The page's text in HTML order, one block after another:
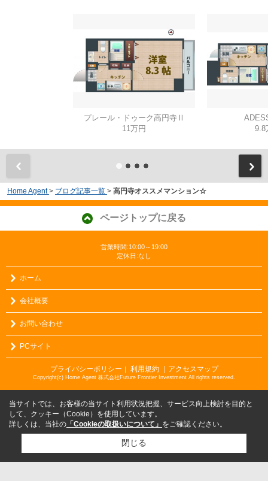
プレール・ドゥーク高円寺Ⅱ
11万円
9.8
Home Agent > ブログ記事一覧 > 高円寺オススメマンション☆
ページトップに戻る
営業時間:10:00～19:00
定休日:なし
ホーム
会社概要
お問い合わせ
PCサイト
プライバシーポリシー ｜ 利用規約 ｜アクセスマップ
Copyright(c) Home Agent 株式会社Future Frontier Investment All rights reserved.
当サイトでは、お客様の当サイト利用状況把握、サービス向上検討を目的と
して、クッキー（Cookie）を使用しています。
詳しくは、当社の 「Cookieの取扱いについて」 をご確認ください。
閉じる